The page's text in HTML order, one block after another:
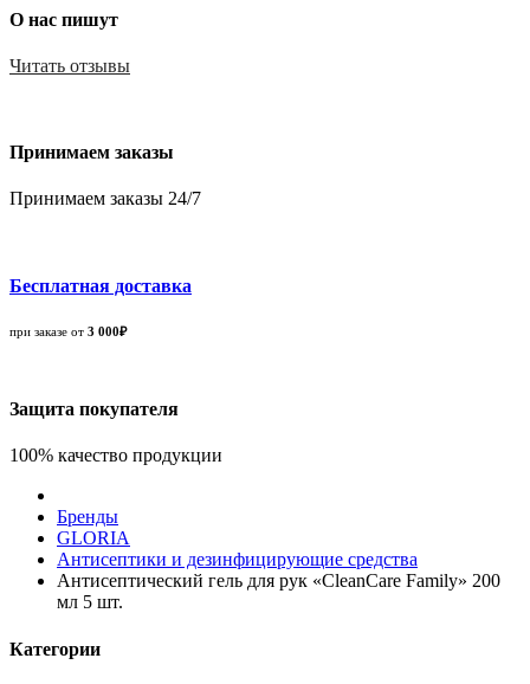
О нас пишут
Читать отзывы
Принимаем заказы
Принимаем заказы 24/7
Бесплатная доставка
при заказе от 3 000₽
Защита покупателя
100% качество продукции
Бренды
GLORIA
Антисептики и дезинфицирующие средства
Антисептический гель для рук «CleanCare Family» 200
мл 5 шт.
Категории